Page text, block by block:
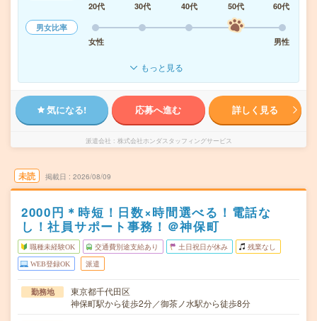
20代
30代 40代 50代
60代
男女比率
女性
男性
もっと見る
気になる! 応募へ進む 詳しく見る
派遣会社 株式会社ホンダスタッフィングサービス
未読 掲載日 2026/08/09
2000円＊時短！日数×時間選べる！電話な
し！社員サポート事務！＠神保町
職種未経験OK 交通費別途支給あり 土日祝日が休み 残業なし
WEB登録OK 派遣
勤務地
東京都千代田区
神保町駅から徒歩2分／御茶ノ水駅から徒歩8分